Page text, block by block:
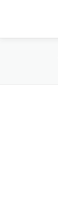
conteúdo